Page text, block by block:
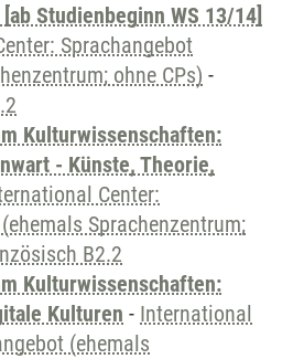
Studienbeginn WS 13/14]
Sprachangebot
ohne CPs) -
Kulturwissenschaften:
- Künste, Theorie,
Center:
Sprachenzentrum;
B2.2
Kulturwissenschaften:
Kulturen - International
(ehemals